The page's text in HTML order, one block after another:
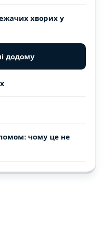
хворих у
додому
чому це не